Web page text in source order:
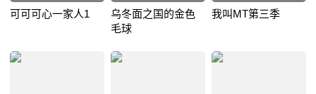
可可可心一家人1
乌冬面之国的金色
毛球
我叫MT第三季